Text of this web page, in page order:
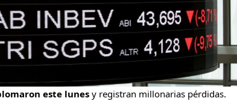
este lunesy registran millonarias pérdidas.